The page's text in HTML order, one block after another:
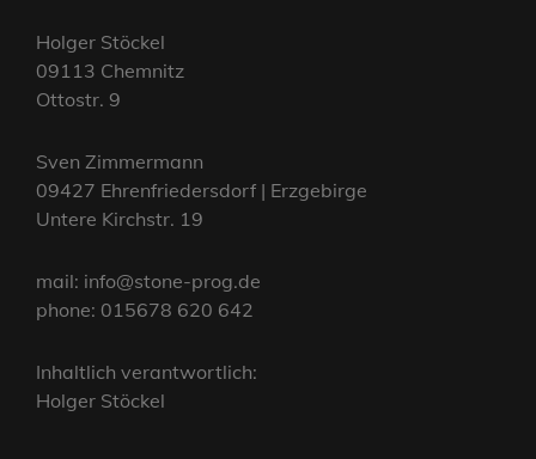
Holger Stöckel
09113 Chemnitz
Ottostr. 9
Sven Zimmermann
09427 Ehrenfriedersdorf | Erzgebirge
Untere Kirchstr. 19
mail: info@stone-prog.de
phone: 015678 620 642
Inhaltlich verantwortlich:
Holger Stöckel